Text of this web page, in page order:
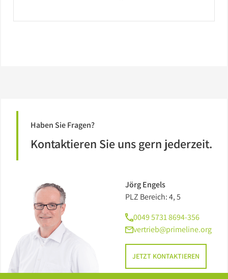
Haben Sie Fragen?
Kontaktieren Sie uns gern jederzeit.
Jörg Engels
PLZ Bereich: 4, 5
0049 5731 8694-356
vertrieb@primeline.org
JETZT KONTAKTIEREN